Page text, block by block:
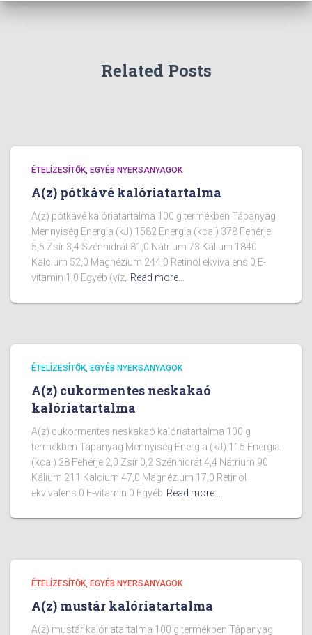
Related Posts
ÉTELÍZESÍTŐK, EGYÉB NYERSANYAGOK
A(z) pótkávé kalóriatartalma
A(z) pótkávé kalóriatartalma 100 g termékben Tápanyag
Mennyiség Energia (kJ) 1582 Energia (kcal) 378 Fehérje
5,5 Zsír 3,4 Szénhidrát 81,0 Nátrium 73 Kálium 1840
Kalcium 52,0 Magnézium 244,0 Retinol ekvivalens 0 E-
vitamin 1,0 Egyéb (víz, Read more…
ÉTELÍZESÍTŐK, EGYÉB NYERSANYAGOK
A(z) cukormentes neskakaó
kalóriatartalma
A(z) cukormentes neskakaó kalóriatartalma 100 g
termékben Tápanyag Mennyiség Energia (kJ) 115 Energia
(kcal) 28 Fehérje 2,0 Zsír 0,2 Szénhidrát 4,4 Nátrium 90
Kálium 211 Kalcium 47,0 Magnézium 17,0 Retinol
ekvivalens 0 E-vitamin 0 Egyéb Read more…
ÉTELÍZESÍTŐK, EGYÉB NYERSANYAGOK
A(z) mustár kalóriatartalma
A(z) mustár kalóriatartalma 100 g termékben Tápanyag